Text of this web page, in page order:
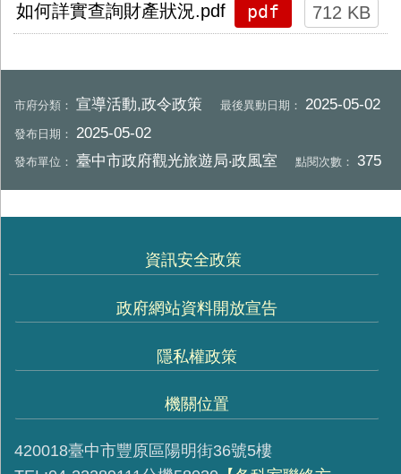
如何詳實查詢財產狀況.pdf pdf 712 KB
市府分類：宣導活動,政令政策 最後異動日期：2025-05-02
發布日期： 2025-05-02
發布單位：臺中市政府觀光旅遊局‧政風室 點閱次數：375
資訊安全政策
政府網站資料開放宣告
隱私權政策
機關位置
420018臺中市豐原區陽明街36號5樓